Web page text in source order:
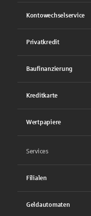
Kontowechselservice
Privatkredit
Baufinanzierung
Kreditkarte
Wertpapiere
Services
Filialen
Geldautomaten